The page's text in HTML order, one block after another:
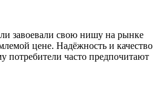
завоевали свою нишу на рынке
цене. Надёжность и качество
потребители часто предпочитают